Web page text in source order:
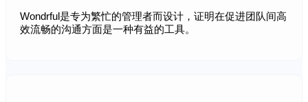
Wondrful是专为繁忙的管理者而设计，证明在促进团队间高
效流畅的沟通方面是一种有益的工具。